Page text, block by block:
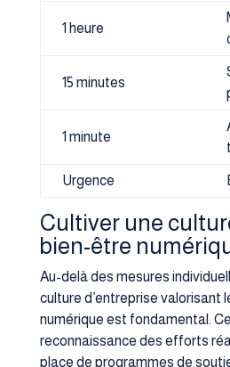
1 heure
15 minutes
1 minute
Urgence
Cultiver une
bien-être
Au-delà des mesures
culture d’entreprise valorisant
numérique est fondamental.
reconnaissance des efforts
place de programmes de